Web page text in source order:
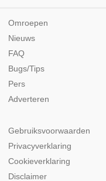
Omroepen
Nieuws
FAQ
Bugs/Tips
Pers
Adverteren
Gebruiksvoorwaarden
Privacyverklaring
Cookieverklaring
Disclaimer